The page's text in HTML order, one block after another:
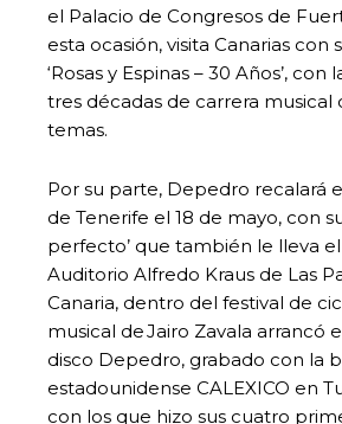
el Palacio de Congresos de
esta ocasión, visita Canarias con
‘Rosas y Espinas – 30 Años’,
tres décadas de carrera musical
temas.
Por su parte, Depedro recalará
de Tenerife el 18 de mayo, con
perfecto’ que también le lleva
Auditorio Alfredo Kraus de Las
Canaria, dentro del festival de
musical de Jairo Zavala arrancó
disco Depedro, grabado con la
estadounidense CALEXICO en
con los que hizo sus cuatro